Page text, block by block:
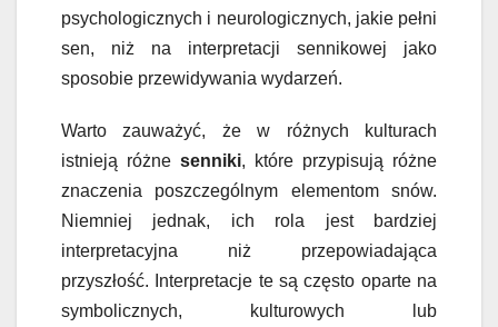
psychologicznych i neurologicznych, jakie pełni
sen, niż na interpretacji sennikowej jako
sposobie przewidywania wydarzeń.
Warto zauważyć, że w różnych kulturach
istnieją różne senniki, które przypisują różne
znaczenia poszczególnym elementom snów.
Niemniej jednak, ich rola jest bardziej
interpretacyjna niż przepowiadająca
przyszłość. Interpretacje te są często oparte na
symbolicznych, kulturowych lub